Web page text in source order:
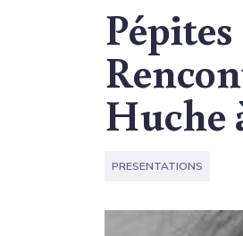
Huche
PRESENTATIONS